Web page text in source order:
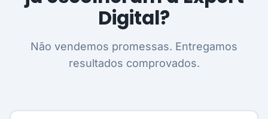
Digital?
Não vendemos promessas. Entregamos
resultados comprovados.